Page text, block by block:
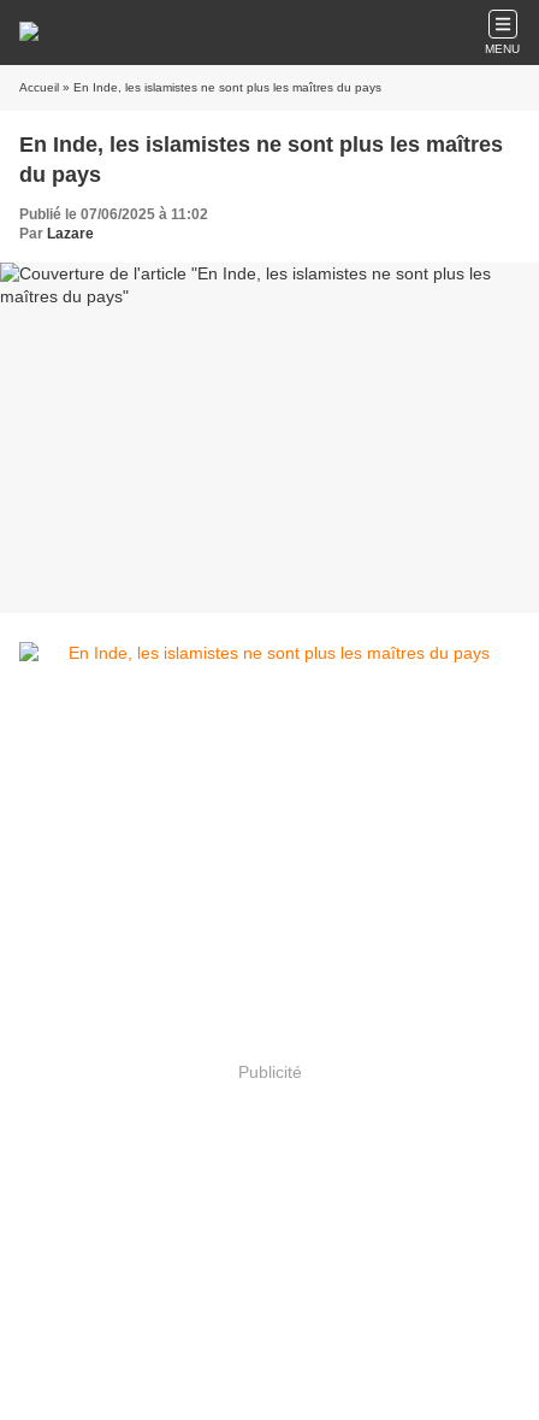
MENU
Accueil » En Inde, les islamistes ne sont plus les maîtres du pays
En Inde, les islamistes ne sont plus les maîtres
du pays
Publié le 07/06/2025 à 11:02
Par Lazare
Publicité